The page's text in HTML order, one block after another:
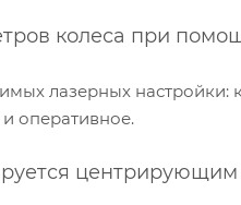
колеса при
лазерных
оперативное.